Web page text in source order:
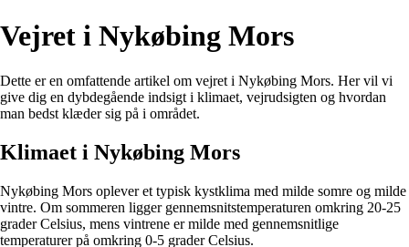
Vejret i Nykøbing Mors
Dette er en omfattende artikel om vejret i Nykøbing Mors. Her vil vi
give dig en dybdegående indsigt i klimaet, vejrudsigten og hvordan
man bedst klæder sig på i området.
Klimaet i Nykøbing Mors
Nykøbing Mors oplever et typisk kystklima med milde somre og milde
vintre. Om sommeren ligger gennemsnitstemperaturen omkring 20-25
grader Celsius, mens vintrene er milde med gennemsnitlige
temperaturer på omkring 0-5 grader Celsius.